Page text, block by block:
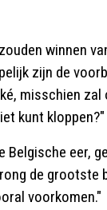
winnen
zijn de
misschien
kunt kloppen?"
Belgische eer,
de grootste
voorkomen."